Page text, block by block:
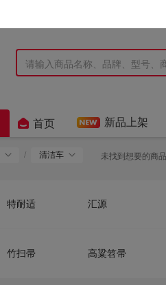
 首页 新品上架
/ 清洁车 未找到想要的商
特耐适
汇源
竹扫帚 高粱笤帚